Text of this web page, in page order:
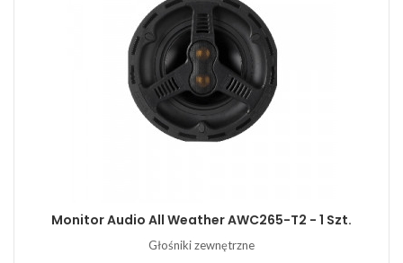
Monitor Audio All Weather AWC265-T2 - 1 Szt.
Głośniki zewnętrzne